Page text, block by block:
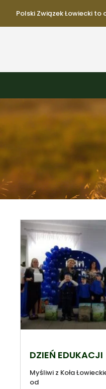
Polski Związek Łowiecki
DZIEŃ EDUKACJI
Myśliwi z Koła
od